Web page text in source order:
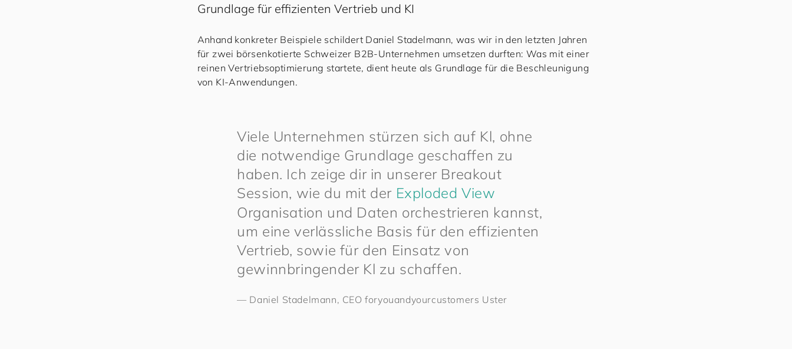
Grundlage für effizienten Vertrieb und KI
Anhand konkreter Beispiele schildert Daniel Stadelmann, was wir in den letzten Jahren
für zwei börsenkotierte Schweizer B2B-Unternehmen umsetzen durften: Was mit einer
reinen Vertriebsoptimierung startete, dient heute als Grundlage für die Beschleunigung
von KI-Anwendungen.
Viele Unternehmen stürzen sich auf Kl, ohne
die notwendige Grundlage geschaffen zu
haben. Ich zeige dir in unserer Breakout
Session, wie du mit der Exploded View
Organisation und Daten orchestrieren kannst,
um eine verlässliche Basis für den effizienten
Vertrieb, sowie für den Einsatz von
gewinnbringender Kl zu schaffen.
— Daniel Stadelmann, CEOforyouandyourcustomers Uster